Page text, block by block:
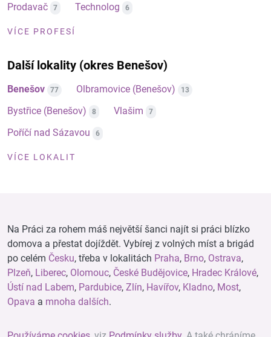
Prodavač 7 Technolog 6
VÍCE PROFESÍ
Další lokality (okres Benešov)
Benešov 77 Olbramovice (Benešov) 13
Bystřice (Benešov) 8 Vlašim 7
Poříčí nad Sázavou 6
VÍCE LOKALIT
Na Práci za rohem máš největší šanci najít si práci blízko
domova a přestat dojíždět. Vybírej z volných míst a brigád
po celém Česku, třeba v lokalitách Praha, Brno, Ostrava,
Plzeň, Liberec, Olomouc, České Budějovice, Hradec Králové,
Ústí nad Labem, Pardubice, Zlín, Havířov, Kladno, Most,
Opava a mnoha dalších.